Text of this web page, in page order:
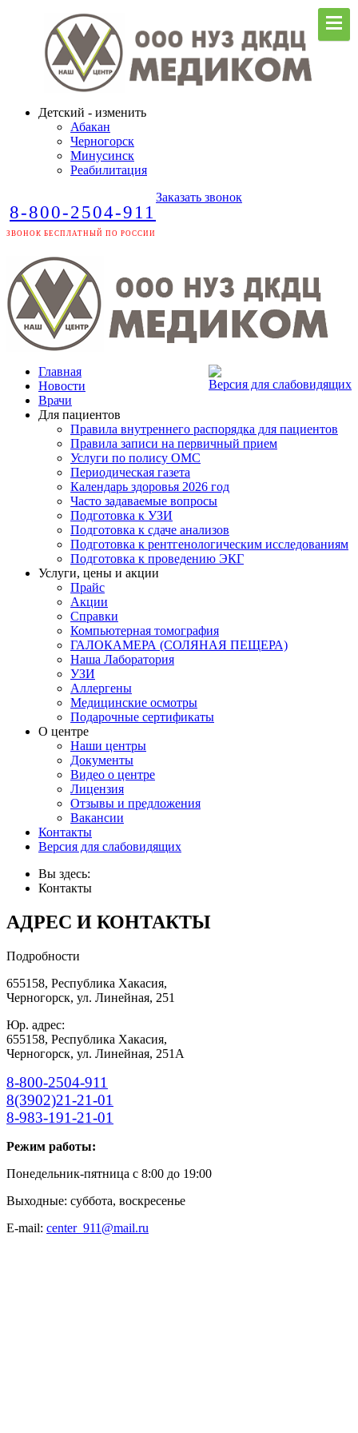
Детский - изменить
Абакан
Черногорск
Минусинск
Реабилитация
8-800-2504-911
ЗВОНОК БЕСПЛАТНЫЙ ПО РОССИИ
Заказать звонок
Версия для слабовидящих
Главная
Новости
Врачи
Для пациентов
Правила внутреннего распорядка для пациентов
Правила записи на первичный прием
Услуги по полису ОМС
Периодическая газета
Календарь здоровья 2026 год
Часто задаваемые вопросы
Подготовка к УЗИ
Подготовка к сдаче анализов
Подготовка к рентгенологическим исследованиям
Подготовка к проведению ЭКГ
Услуги, цены и акции
Прайс
Акции
Справки
Компьютерная томография
ГАЛОКАМЕРА (СОЛЯНАЯ ПЕЩЕРА)
Наша Лаборатория
УЗИ
Аллергены
Медицинские осмотры
Подарочные сертификаты
О центре
Наши центры
Документы
Видео о центре
Лицензия
Отзывы и предложения
Вакансии
Контакты
Версия для слабовидящих
Вы здесь:
Контакты
АДРЕС И КОНТАКТЫ
Подробности
655158, Республика Хакасия,
Черногорск, ул. Линейная, 251
Юр. адрес:
655158, Республика Хакасия,
Черногорск, ул. Линейная, 251А
8-800-2504-911
8(3902)21-21-01
8-983-191-21-01
Режим работы:
Понедельник-пятница с 8:00 до 19:00
Выходные: суббота, воскресенье
E-mail: center_911@mail.ru